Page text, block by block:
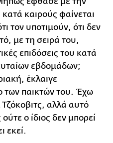
καιρούς φαίνεται
τον υποτιμούν, ότι δεν
με τη σειρά του,
επιδόσεις του κατά
εβδομάδων;
έκλαιγε
των παικτών του. Έχω
αλλά αυτό
ο ίδιος δεν μπορεί
εκεί.